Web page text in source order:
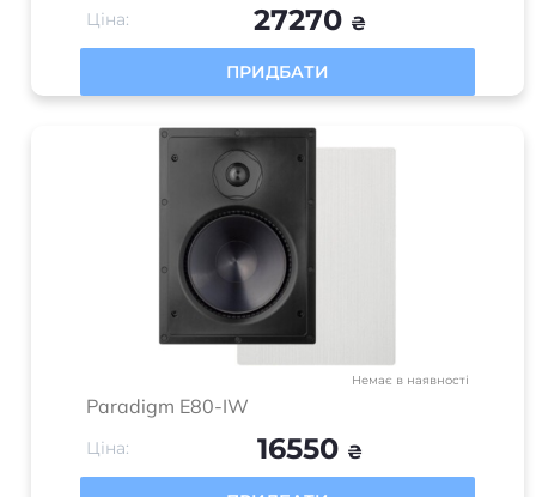
Ціна: 27270 ₴
ПРИДБАТИ
Немає в наявності
Paradigm E80-IW
Ціна: 16550 ₴